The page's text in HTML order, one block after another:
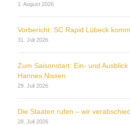
1. August 2026
Vorbericht: SC Rapid Lübeck
31. Juli 2026
Zum Saisonstart: Ein- und
Hannes Nissen
29. Juli 2026
Die Staaten rufen – wir
28. Juli 2026